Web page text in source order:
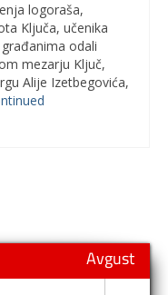
logoraša,
Ključa, učenika
odali
mezarju Ključ,
Alije Izetbegovića,
Avgust